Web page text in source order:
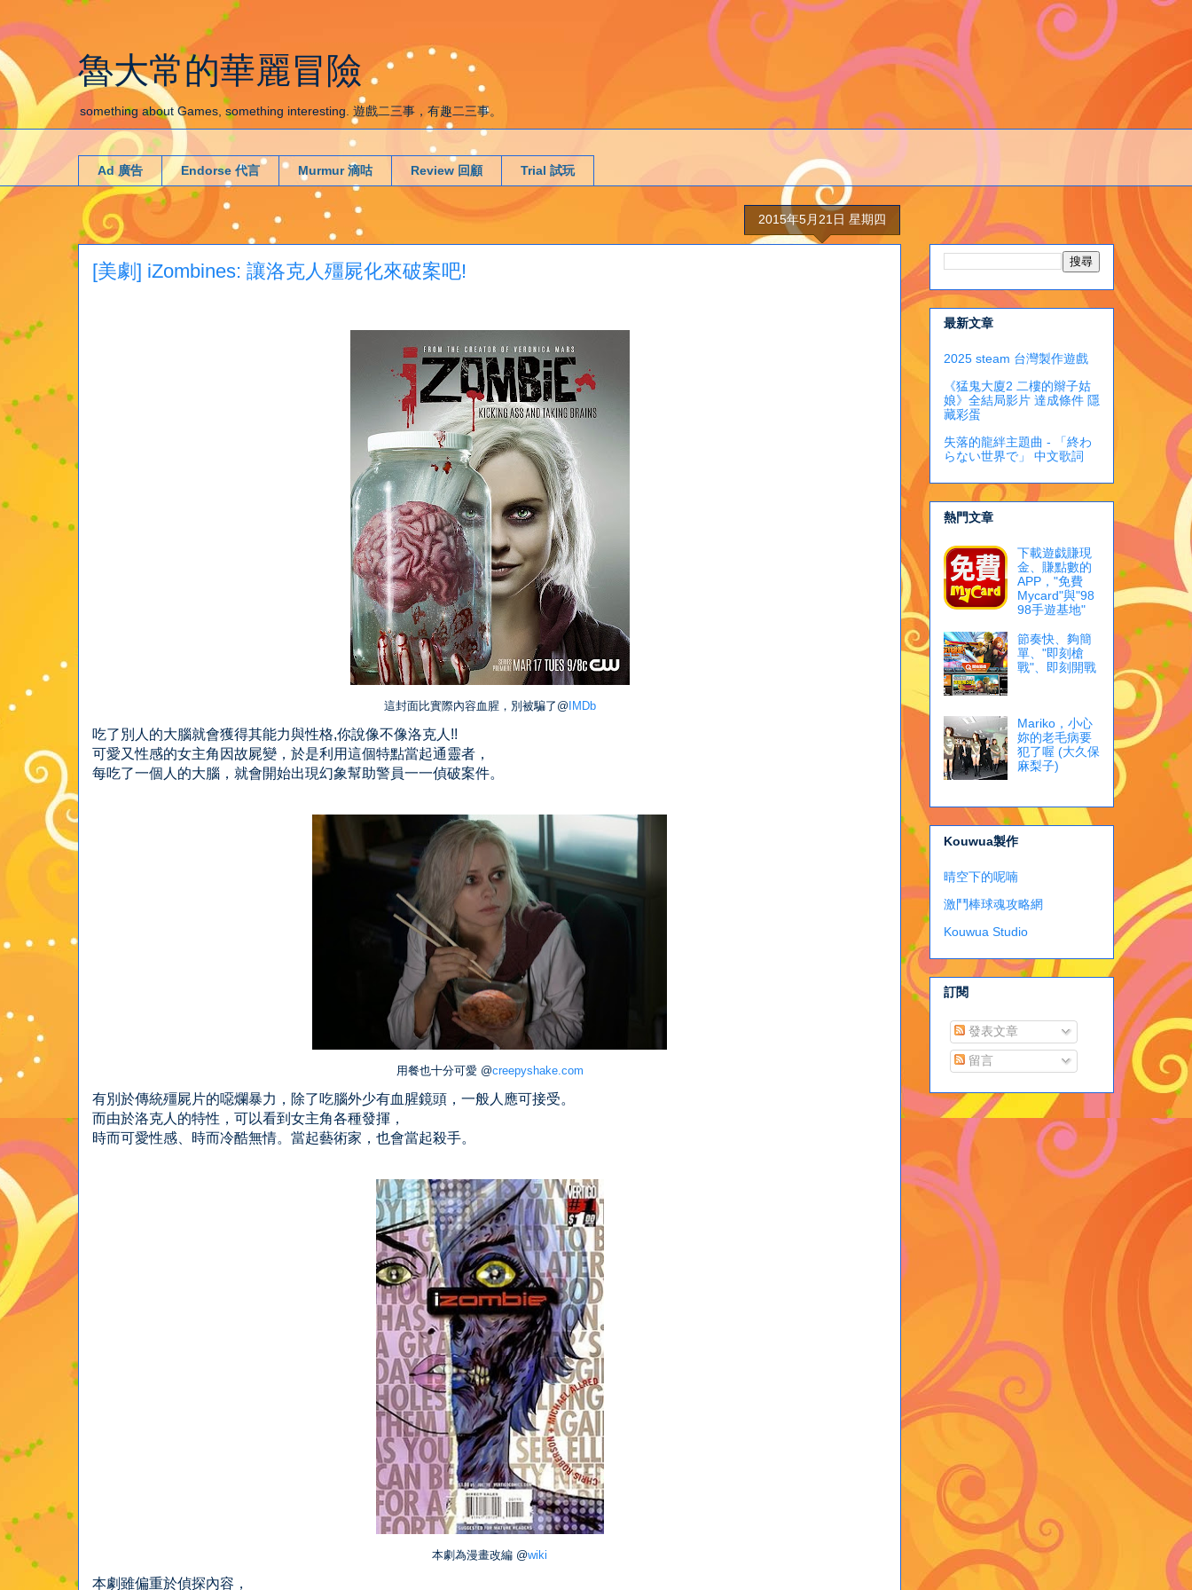
魯大常的華麗冒險
something about Games, something interesting. 遊戲二三事，有趣二三事。
Ad 廣告 Endorse 代言 Murmur 滴咕 Review 回顧 Trial 試玩
2015年5月21日 星期四
[美劇] iZombines: 讓洛克人殭屍化來破案吧!
這封面比實際內容血腥，別被騙了@ IMDb
吃了別人的大腦就會獲得其能力與性格,你說像不像洛克人!!
可愛又性感的女主角因故屍變，於是利用這個特點當起通靈者，
每吃了一個人的大腦，就會開始出現幻象幫助警員一一偵破案件。
用餐也十分可愛 @creepyshake.com
有別於傳統殭屍片的噁爛暴力，除了吃腦外少有血腥鏡頭，一般人應可接受。
而由於洛克人的特性，可以看到女主角各種發揮，
時而可愛性感、時而冷酷無情。當起藝術家，也會當起殺手。
本劇為漫畫改編 @wiki
本劇雖偏重於偵探內容，
最新文章
2025 steam 台灣製作遊戲
《猛鬼大廈2 二樓的辮子姑
娘》全結局影片 達成條件 隱
藏彩蛋
失落的龍絆主題曲 - 「終わ
らない世界で」 中文歌詞
熱門文章
下載遊戯賺現
金、賺點數的
APP，"免費
Mycard"與"98
98手遊基地"
節奏快、夠簡
單、"即刻槍
戰"、即刻開戰
Mariko，小心
妳的老毛病要
犯了喔 (大久保
麻梨子)
Kouwua製作
晴空下的呢喃
激鬥棒球魂攻略網
Kouwua Studio
訂閱
發表文章
留言